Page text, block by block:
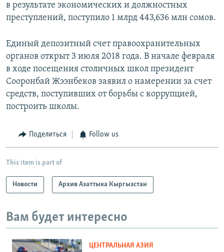
в результате экономических и должностных
преступлений, поступило 1 млрд 443,636 млн сомов.
Единый депозитный счет правоохранительных
органов открыт 3 июля 2018 года. В начале февраля
в ходе посещения столичных школ президент
Сооронбай Жээнбеков заявил о намерении за счет
средств, поступивших от борьбы с коррупцией,
построить школы.
Поделиться Follow us
This item is part of
Новости Архив Азаттыка Кыргызстан
Вам будет интересно
ЦЕНТРАЛЬНАЯ АЗИЯ